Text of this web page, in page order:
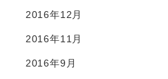
2016年12月
2016年11月
2016年9月